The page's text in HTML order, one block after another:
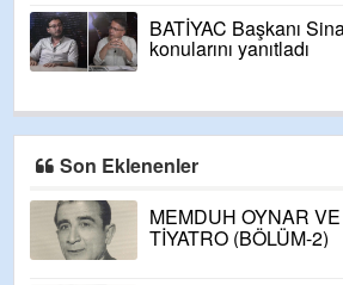
BATİYAC Başkanı
konularını yanıtladı
Son Eklenenler
MEMDUH OYNAR
TİYATRO (BÖLÜM-2)